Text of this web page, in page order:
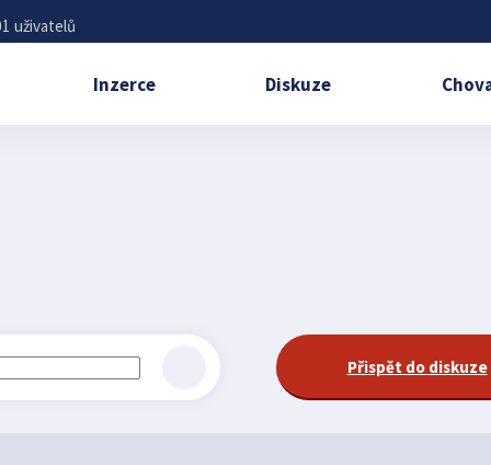
uživatelů
Inzerce Diskuze
Přispět do diskuze